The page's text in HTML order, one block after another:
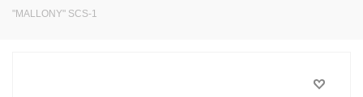
"MALLONY" SCS-1